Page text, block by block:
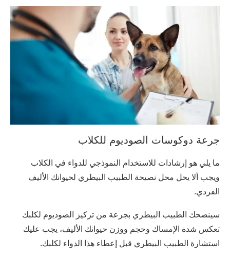
جرعة دوكوسات الصوديوم للكلاب
ما يلي هو إرشادات للاستخدام النموذجي للدواء في الكلاب
ويجب ألا يحل محل نصيحة الطبيب البيطري لحيوانك الأليف
الفردي.
سينصحك الطبيب البيطري بجرعة من تركيز الصوديوم لكلبك
تعكس شدة الإمساك وحجم ووزن حيوانك الأليف، يجب عليك
استشارة الطبيب البيطري قبل إعطاء هذا الدواء لكلبك.